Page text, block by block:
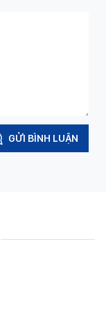
GỬI BÌNH LUẬN